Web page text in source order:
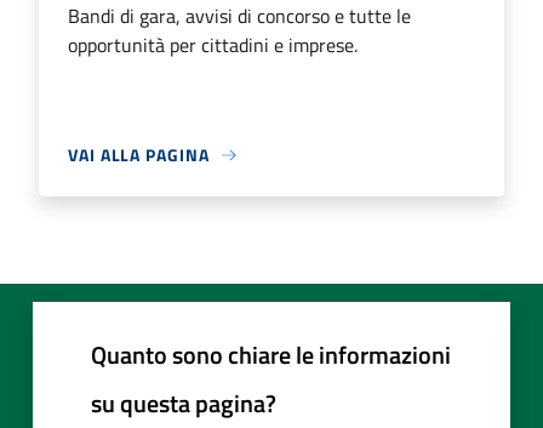
Bandi di gara, avvisi di concorso e tutte le
opportunità per cittadini e imprese.
VAI ALLA PAGINA
Quanto sono chiare le informazioni
su questa pagina?